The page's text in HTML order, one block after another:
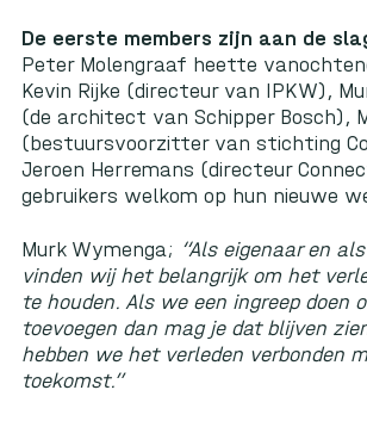
De eerste members zijn aan de
Peter Molengraaf heette
Kevin Rijke (directeur van IPKW),
(de architect van Schipper Bosch),
(bestuursvoorzitter van stichting
Jeroen Herremans (directeur
gebruikers welkom op hun nieuwe
Murk Wymenga; “Als eigenaar en
vinden wij het belangrijk om het
te houden. Als we een ingreep doen
toevoegen dan mag je dat blijven
hebben we het verleden verbonden
toekomst.”